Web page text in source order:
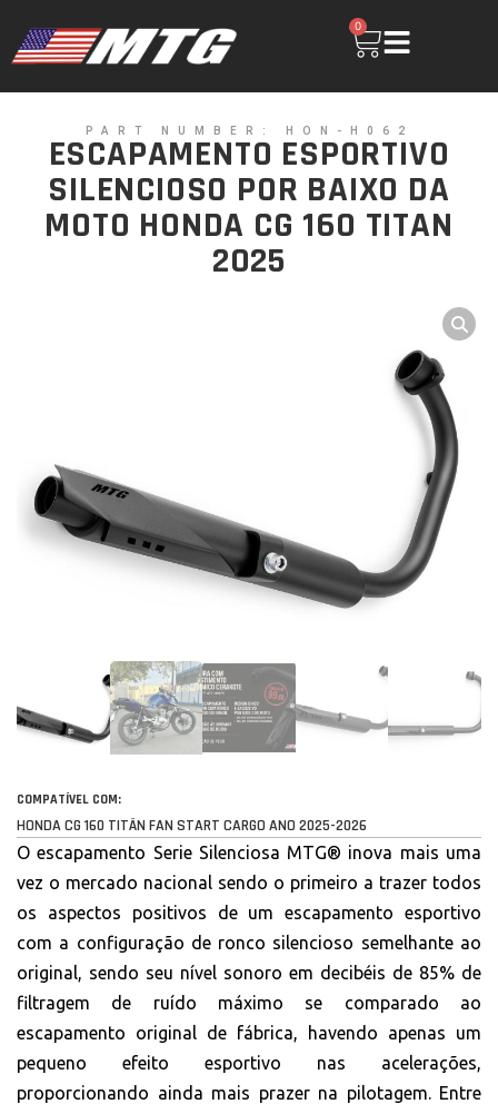
0
PART NUMBER: HON-H062
ESCAPAMENTO ESPORTIVO
SILENCIOSO POR BAIXO DA
MOTO HONDA CG 160 TITAN
2025
COMPATÍVEL COM:
HONDA CG 160 TITÃN FAN START CARGO ANO 2025-2026
O escapamento Serie Silenciosa MTG® inova mais uma
vez o mercado nacional sendo o primeiro a trazer todos
os aspectos positivos de um escapamento esportivo
com a configuração de ronco silencioso semelhante ao
original, sendo seu nível sonoro em decibéis de 85% de
filtragem de ruído máximo se comparado ao
escapamento original de fábrica, havendo apenas um
pequeno efeito esportivo nas acelerações,
proporcionando ainda mais prazer na pilotagem. Entre